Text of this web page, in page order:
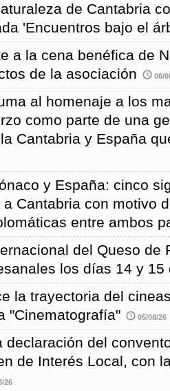
de Cantabria
'Encuentros bajo el
a la cena benéfica de
de la asociación
06/
al homenaje a los
como parte de una
Cantabria y España
y España: cinco
Cantabria con motivo
entre ambos
del Queso de
los días 14 y 15
la trayectoria del
"Cinematografía"
05/08/26
declaración del
de Interés Local, con
26